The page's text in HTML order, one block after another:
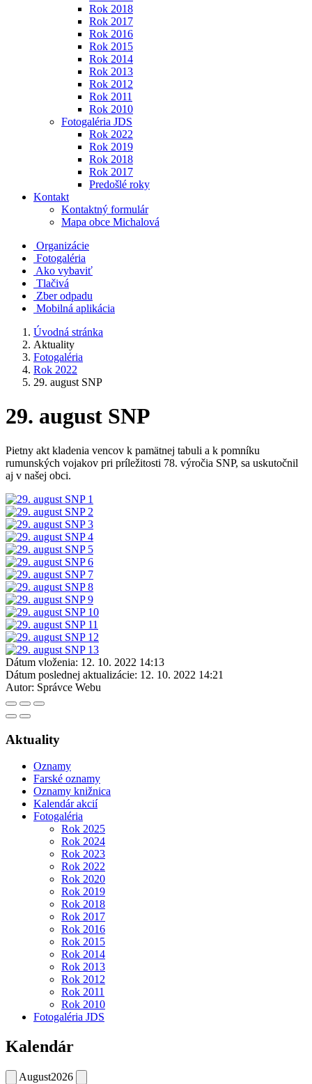
Rok 2018
Rok 2017
Rok 2016
Rok 2015
Rok 2014
Rok 2013
Rok 2012
Rok 2011
Rok 2010
Fotogaléria JDS
Rok 2022
Rok 2019
Rok 2018
Rok 2017
Predošlé roky
Kontakt
Kontaktný formulár
Mapa obce Michalová
Organizácie
Fotogaléria
Ako vybaviť
Tlačivá
Zber odpadu
Mobilná aplikácia
Úvodná stránka
Aktuality
Fotogaléria
Rok 2022
29. august SNP
29. august SNP
Pietny akt kladenia vencov k pamätnej tabuli a k pomníku
rumunských vojakov pri príležitosti 78. výročia SNP, sa uskutočnil
aj v našej obci.
Dátum vloženia: 12. 10. 2022 14:13
Dátum poslednej aktualizácie: 12. 10. 2022 14:21
Autor: Správce Webu
Aktuality
Oznamy
Farské oznamy
Oznamy knižnica
Kalendár akcií
Fotogaléria
Rok 2025
Rok 2024
Rok 2023
Rok 2022
Rok 2020
Rok 2019
Rok 2018
Rok 2017
Rok 2016
Rok 2015
Rok 2014
Rok 2013
Rok 2012
Rok 2011
Rok 2010
Fotogaléria JDS
Kalendár
August2026